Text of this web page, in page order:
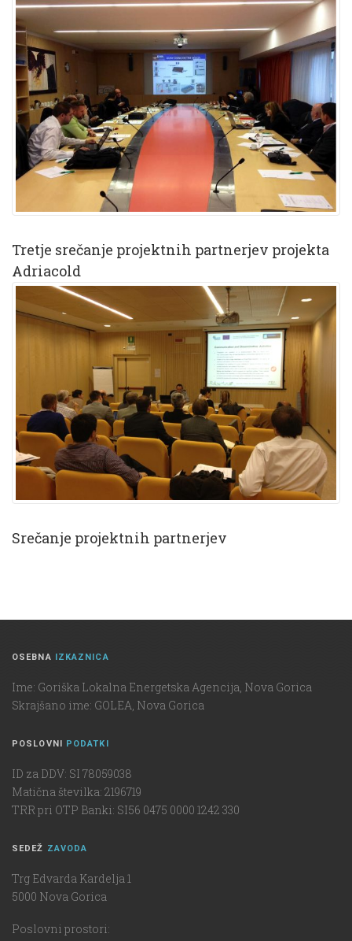
Tretje srečanje projektnih partnerjev projekta
Adriacold
Srečanje projektnih partnerjev
OSEBNA IZKAZNICA
Ime: Goriška Lokalna Energetska Agencija, Nova Gorica
Skrajšano ime: GOLEA, Nova Gorica
POSLOVNI PODATKI
ID za DDV: SI 78059038
Matična številka: 2196719
TRR pri OTP Banki: SI56 0475 0000 1242 330
SEDEŽ ZAVODA
Trg Edvarda Kardelja 1
5000 Nova Gorica
Poslovni prostori: